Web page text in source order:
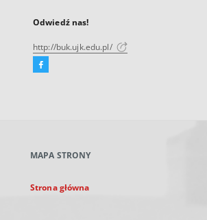
Odwiedź nas!
http://buk.ujk.edu.pl/
Facebook
karcie
MAPA STRONY
Strona główna